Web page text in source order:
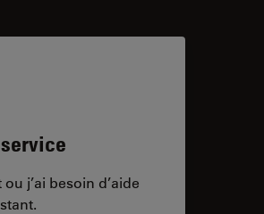
j’ai besoin d’aide